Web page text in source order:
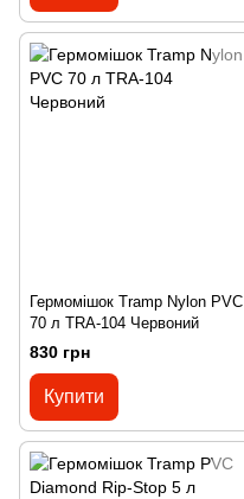
Гермомішок Tramp Nylon PVC
70 л TRA-104 Червоний
830 грн
Купити